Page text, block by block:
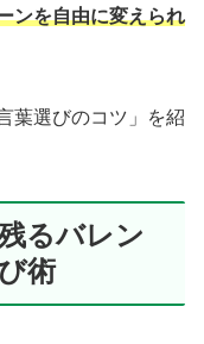
ンを自由に変えられ
葉選びのコツ」を紹
るバレン
術